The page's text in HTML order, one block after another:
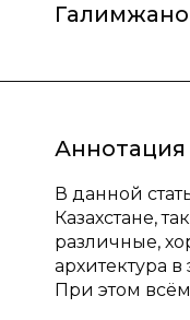
Аннотация
В данной
Казахстане,
различные,
архитектура
При этом